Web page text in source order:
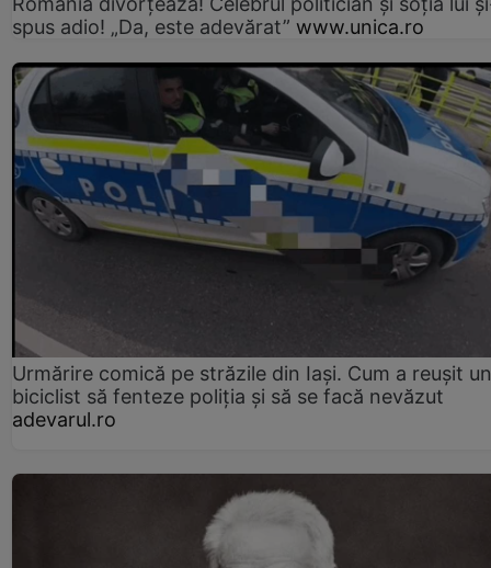
spus adio! „Da, este adevărat” www.unica.ro
Urmărire comică pe străzile din Iași. Cum a reușit un
biciclist să fenteze poliția și să se facă nevăzut
adevarul.ro